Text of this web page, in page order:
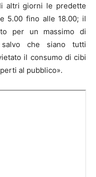
altri giorni le predette
5.00 fino alle 18.00; il
per un massimo di
che siano tutti
il consumo di cibi
al pubblico».